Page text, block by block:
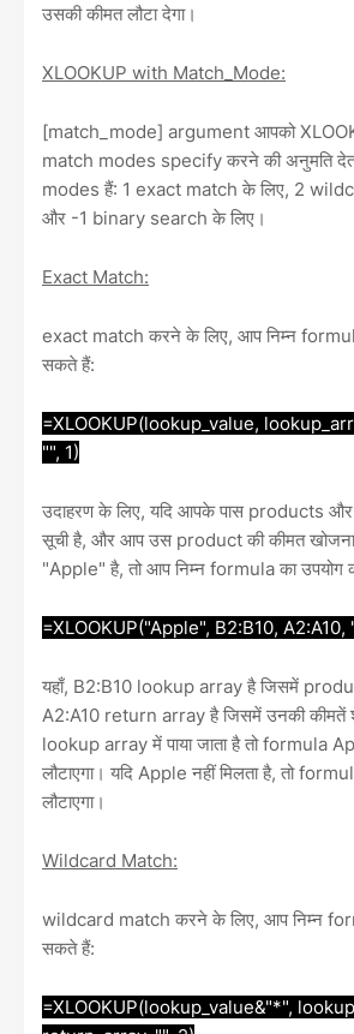
उसकी कीमत लौटा देगा।
XLOOKUP with Match_Mode:
[match_mode] argument आपको
match modes specify करने की अनुमति
modes हैं: 1 exact match के लिए, 2
और -1 binary search के लिए।
Exact Match:
exact match करने के लिए, आप निम्न
सकते हैं:
=XLOOKUP(lookup_value,
"", 1)
उदाहरण के लिए, यदि आपके पास products और
सूची है, और आप उस product की कीमत खोजना
"Apple" है, तो आप निम्न formula का
=XLOOKUP("Apple", B2:B10, A2:A10,
यहाँ, B2:B10 lookup array है जिसमें
A2:A10 return array है जिसमें उनकी कीमतें
lookup array में पाया जाता है तो formula
लौटाएगा। यदि Apple नहीं मिलता है, तो
लौटाएगा।
Wildcard Match:
wildcard match करने के लिए, आप निम्न
सकते हैं:
=XLOOKUP(lookup_value&"*",